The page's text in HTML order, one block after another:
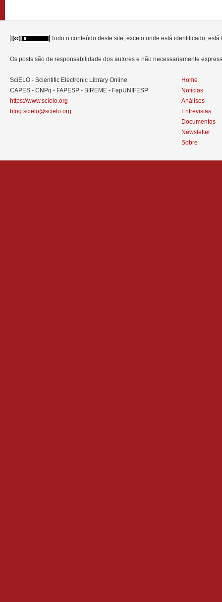
Todo o conteúdo deste site, exceto onde está identificado,
Os posts são de responsabilidade dos autores e não necessariamente
SciELO - Scientific Electronic Library Online
CAPES - CNPq - FAPESP - BIREME - FapUNIFESP
https://www.scielo.org
blog.scielo@scielo.org
Home
Notícias
Análises
Entrevistas
Documentos
Newsletter
Sobre